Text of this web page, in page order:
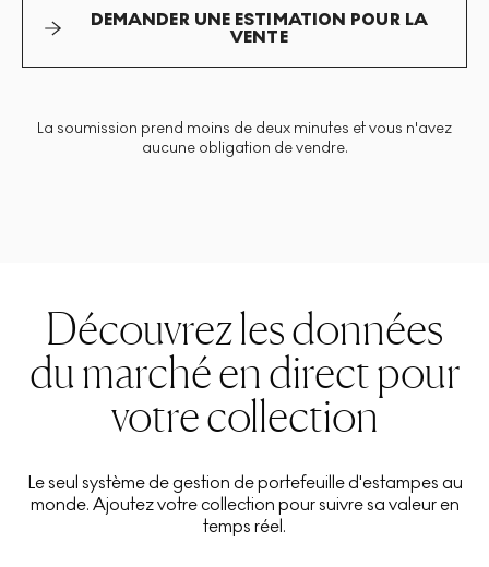
DEMANDER UNE ESTIMATION POUR LA
VENTE
La soumission prend moins de deux minutes et vous n'avez
aucune obligation de vendre.
Découvrez les données
du marché en direct pour
votre collection
Le seul système de gestion de portefeuille d'estampes au
monde. Ajoutez votre collection pour suivre sa valeur en
temps réel.